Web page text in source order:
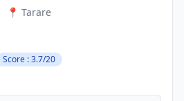
📍 Tarare
Score : 3.7/20